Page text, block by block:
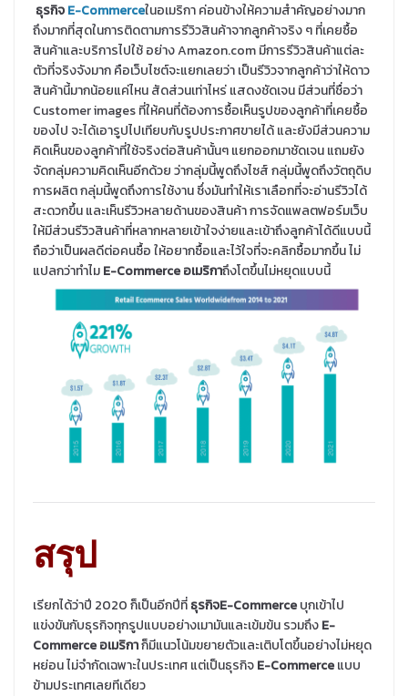
ธุรกิจE-Commerceในอเมริกา ค่อนข้างให้ความสำคัญอย่างมาก
ถึงมากที่สุดในการติดตามการรีวิวสินค้าจากลูกค้าจริง ๆ ที่เคยซื้อ
สินค้าและบริการไปใช้ อย่าง Amazon.com มีการรีวิวสินค้าแต่ละ
ตัวที่จริงจังมาก คือเว็บไซต์จะแยกเลยว่า เป็นรีวิวจากลูกค้าว่าให้ดาว
สินค้านี้มากน้อยแค่ไหน สัดส่วนเท่าไหร่ แสดงชัดเจน มีส่วนที่ชื่อว่า
Customer images ที่ให้คนที่ต้องการซื้อเห็นรูปของลูกค้าที่เคยซื้อ
ของไป จะได้เอารูปไปเทียบกับรูปประกาศขายได้ และยังมีส่วนความ
คิดเห็นของลูกค้าที่ใช้จริงต่อสินค้านั้นๆ แยกออกมาชัดเจน แถมยัง
จัดกลุ่มความคิดเห็นอีกด้วย ว่ากลุ่มนี้พูดถึงไซส์ กลุ่มนี้พูดถึงวัตถุดิบ
การผลิต กลุ่มนี้พูดถึงการใช้งาน ซึ่งมันทำให้เราเลือกที่จะอ่านรีวิวได้
สะดวกขึ้น และเห็นรีวิวหลายด้านของสินค้า การจัดแพลตฟอร์มเว็บ
ให้มีส่วนรีวิวสินค้าที่หลากหลายเข้าใจง่ายและเข้าถึงลูกค้าได้ดีแบบนี้
ถือว่าเป็นผลดีต่อคนซื้อ ให้อยากซื้อและไว้ใจที่จะคลิกซื้อมากขึ้น ไม่
แปลกว่าทำไมE-Commerceอเมริกาถึงโตขึ้นไม่หยุดแบบนี้
สรุป
เรียกได้ว่าปี 2020 ก็เป็นอีกปีที่ธุรกิจE-Commerceบุกเข้าไป
แข่งขันกับธุรกิจทุกรูปแบบอย่างเมามันและเข้มข้น รวมถึงE-
Commerce อเมริกาก็มีแนวโน้มขยายตัวและเติบโตขึ้นอย่างไม่หยุด
หย่อน ไม่จำกัดเฉพาะในประเทศ แต่เป็นธุรกิจE-Commerceแบบ
ข้ามประเทศเลยทีเดียว